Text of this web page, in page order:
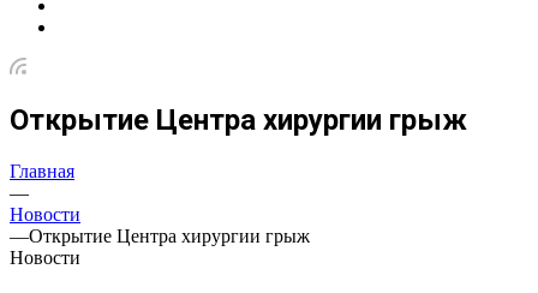
Открытие Центра хирургии грыж
Главная
—
Новости
—Открытие Центра хирургии грыж
Новости